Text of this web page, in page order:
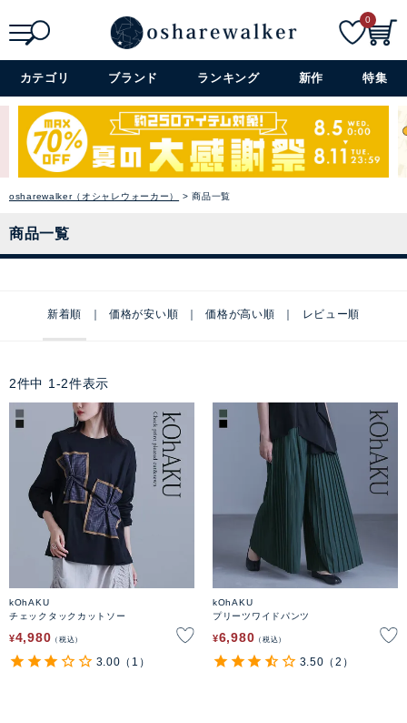
詳細検索+
0
カテゴリ ブランド ランキング 新作 特集
osharewalker（オシャレウォーカー） 商品一覧
商品一覧
新着順 価格が安い順 価格が高い順 レビュー順
2件中 1 -2件表示
kOhAKU
チェックタックカットソー
¥4,980 税込
3.00 （1）
kOhAKU
プリーツワイドパンツ
¥6,980 税込
3.50 （2）